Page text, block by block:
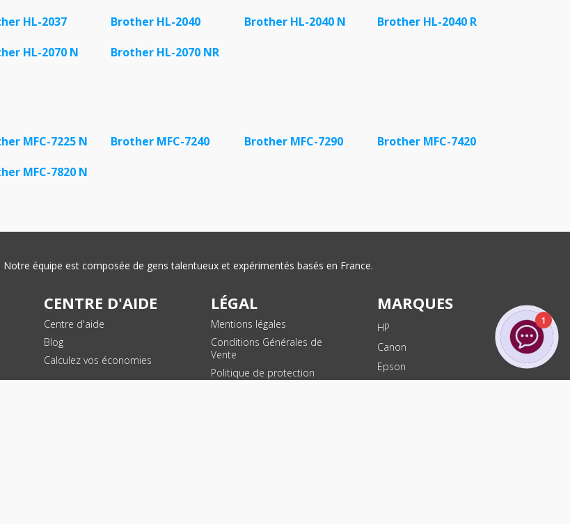
HL-2037 Brother HL-2040 Brother HL-2040 N
Brother HL-2040 R
HL-2070 N Brother HL-2070 NR
MFC-7225 N Brother MFC-7240 Brother MFC-7290
Brother MFC-7420
MFC-7820 N
équipe est composée de gens talentueux et expérimentés basés en France.
CENTRE D'AIDE
Centre d'aide
Blog
Calculez vos économies
LÉGAL
Mentions légales
Conditions Générales de
Vente
Politique de protection
MARQUES
HP
Canon
Epson
1